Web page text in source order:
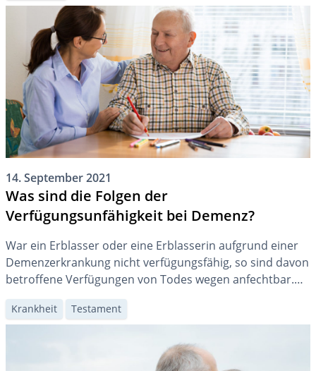
14. September 2021
Was sind die Folgen der
Verfügungsunfähigkeit bei Demenz?
War ein Erblasser oder eine Erblasserin aufgrund einer
Demenzerkrankung nicht verfügungsfähig, so sind davon
betroffene Verfügungen von Todes wegen anfechtbar.
Hat eine Ungültigkeitsklage Erfolg, so treten frühere
Verfügungen oder die gesetzliche Erbfolge an ihre Stelle.
Krankheit Testament